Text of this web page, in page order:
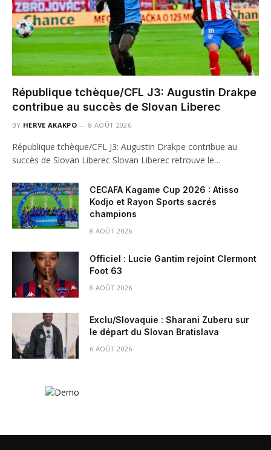
République tchèque/CFL J3: Augustin Drakpe
contribue au succès de Slovan Liberec
BY HERVE AKAKPO 8 AOÛT 2026
République tchèque/CFL J3: Augustin Drakpe contribue au
succès de Slovan Liberec Slovan Liberec retrouve le…
CECAFA Kagame Cup 2026 : Atisso
Kodjo et Rayon Sports sacrés
champions
8 AOÛT 2026
Officiel : Lucie Gantim rejoint Clermont
Foot 63
8 AOÛT 2026
Exclu/Slovaquie : Sharani Zuberu sur
le départ du Slovan Bratislava
6 AOÛT 2026